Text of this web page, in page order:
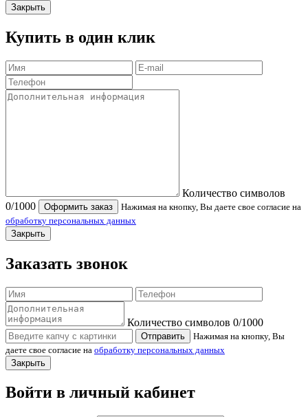
Закрыть
Купить в один клик
Количество символов
0/1000 Оформить заказ
Нажимая на кнопку, Вы даете свое согласие на
обработку персональных данных
Закрыть
Заказать звонок
Количество символов 0/1000
Отправить
Нажимая на кнопку, Вы
даете свое согласие на обработку персональных данных
Закрыть
Войти в личный кабинет